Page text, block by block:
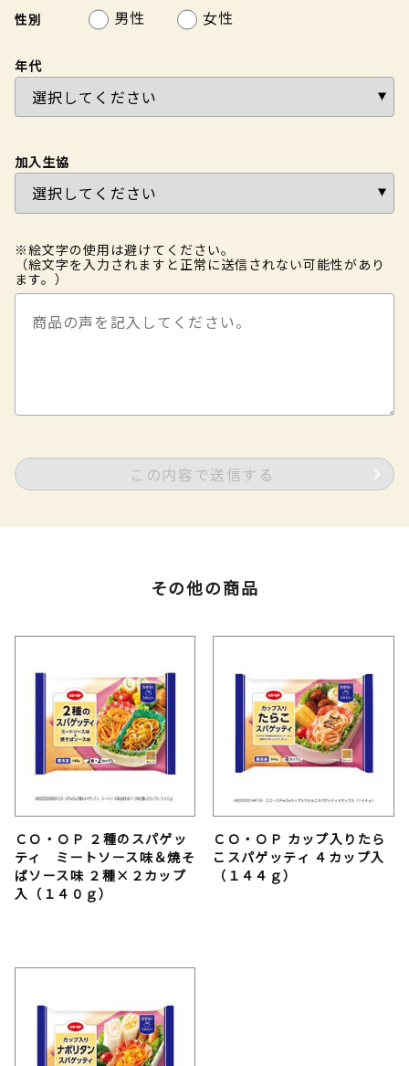
性別 男性 女性
年代
加入生協
※絵文字の使用は避けてください。
（絵文字を入力されますと正常に送信されない可能性があり
ます。）
この内容で送信する
その他の商品
ＣＯ・ＯＰ ２種のスパゲッ
ティ ミートソース味＆焼そ
ばソース味 ２種×２カップ
入（１４０ｇ）
ＣＯ・ＯＰ カップ入りたら
こスパゲッティ ４カップ入
（１４４ｇ）